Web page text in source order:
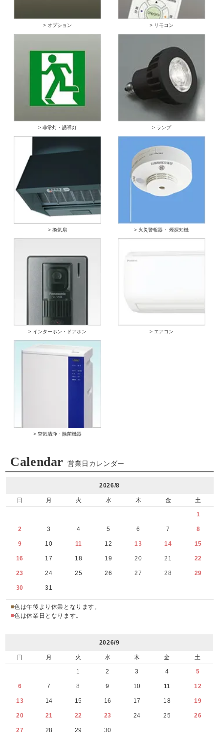
> オプション > リモコン
> 非常灯・誘導灯 > ランプ
> 換気扇 > 火災警報器・ 煙探知機
> インターホン・ドアホン > エアコン
> 空気清浄・除菌機器
Calendar 営業日カレンダー
2026/8
日 月 火 水 木 金 土
1
2 3 4 5 6 7 8
9 10 11 12 13 14 15
16 17 18 19 20 21 22
23 24 25 26 27 28 29
30 31
■色は午後より休業となります。
■色は休業日となります。
2026/9
日 月 火 水 木 金 土
1 2 3 4 5
6 7 8 9 10 11 12
13 14 15 16 17 18 19
20 21 22 23 24 25 26
27 28 29 30